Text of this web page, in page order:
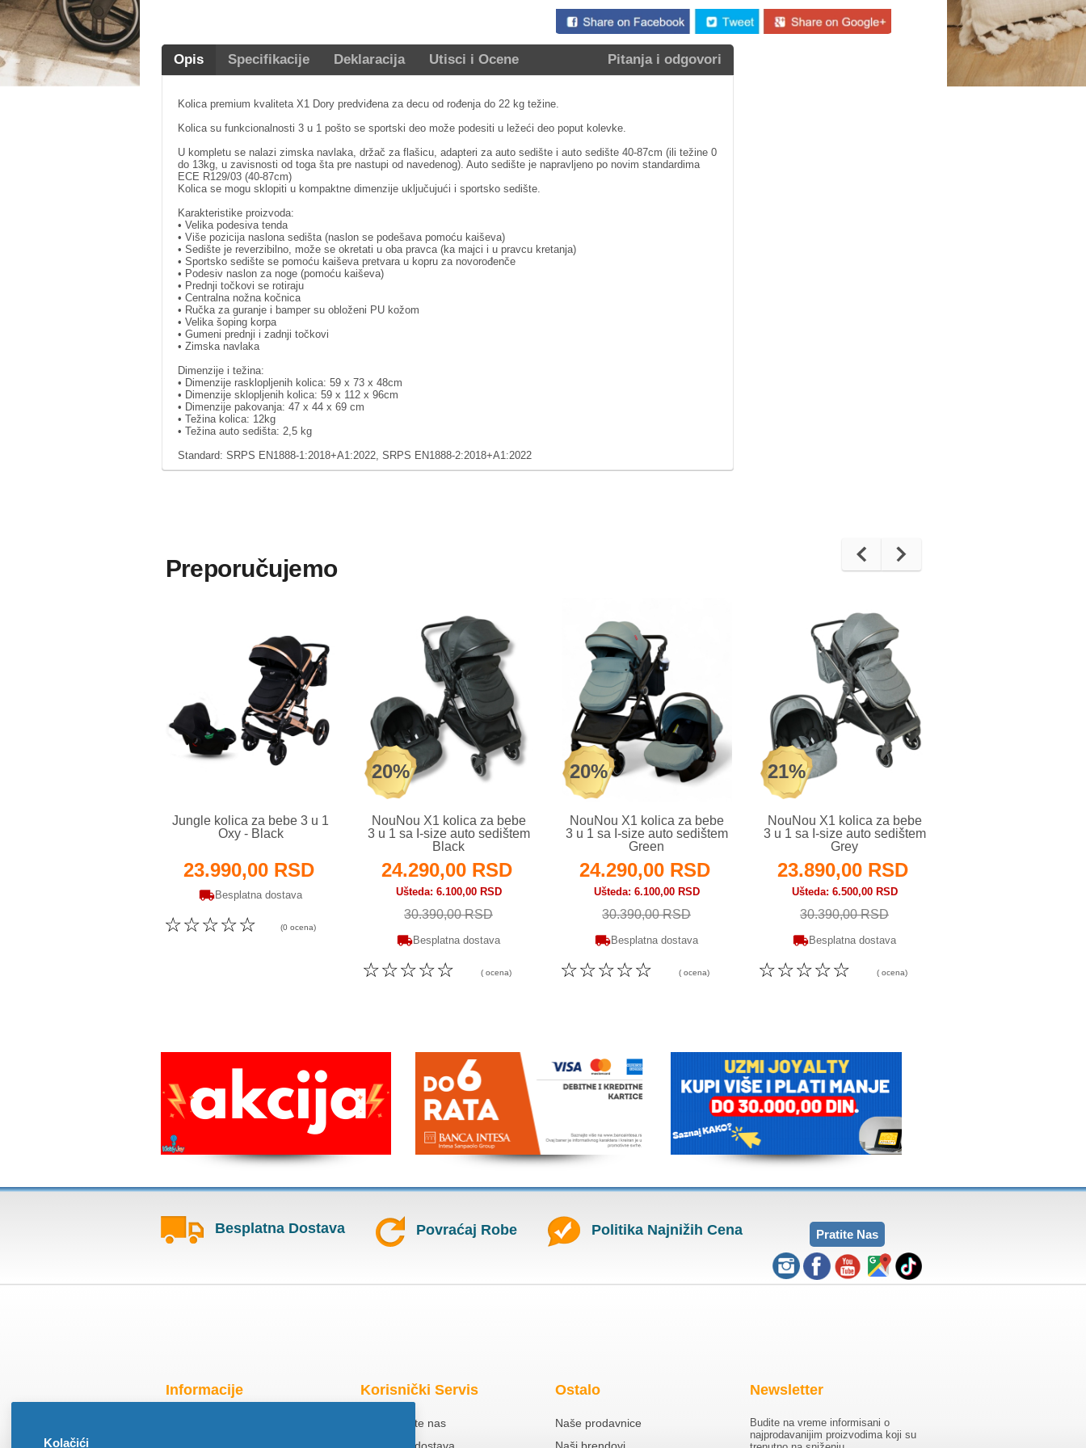
Opis Specifikacije Deklaracija Utisci i Ocene Pitanja i odgovori
Kolica premium kvaliteta X1 Dory predviđena za decu od rođenja do 22 kg težine.
Kolica su funkcionalnosti 3 u 1 pošto se sportski deo može podesiti u ležeći deo poput kolevke.
U kompletu se nalazi zimska navlaka, držač za flašicu, adapteri za auto sedište i auto sedište 40-87cm (ili težine 0
do 13kg, u zavisnosti od toga šta pre nastupi od navedenog). Auto sedište je napravljeno po novim standardima
ECE R129/03 (40-87cm)
Kolica se mogu sklopiti u kompaktne dimenzije uključujući i sportsko sedište.
Karakteristike proizvoda:
• Velika podesiva tenda
• Više pozicija naslona sedišta (naslon se podešava pomoću kaiševa)
• Sedište je reverzibilno, može se okretati u oba pravca (ka majci i u pravcu kretanja)
• Sportsko sedište se pomoću kaiševa pretvara u kopru za novorođenče
• Podesiv naslon za noge (pomoću kaiševa)
• Prednji točkovi se rotiraju
• Centralna nožna kočnica
• Ručka za guranje i bamper su obloženi PU kožom
• Velika šoping korpa
• Gumeni prednji i zadnji točkovi
• Zimska navlaka
Dimenzije i težina:
• Dimenzije rasklopljenih kolica: 59 x 73 x 48cm
• Dimenzije sklopljenih kolica: 59 x 112 x 96cm
• Dimenzije pakovanja: 47 x 44 x 69 cm
• Težina kolica: 12kg
• Težina auto sedišta: 2,5 kg
Standard: SRPS EN1888-1:2018+A1:2022, SRPS EN1888-2:2018+A1:2022
Preporučujemo
Jungle kolica za bebe 3 u 1
Oxy - Black
23.990,00 RSD
Besplatna dostava
☆
☆
☆
☆
☆ (0 ocena)
20%
NouNou X1 kolica za bebe
3 u 1 sa I-size auto sedištem
Black
24.290,00 RSD
Ušteda 6.100,00 RSD
30.390,00 RSD
Besplatna dostava
☆
☆
☆
☆
☆ ( ocena)
20%
NouNou X1 kolica za bebe
3 u 1 sa I-size auto sedištem
Green
24.290,00 RSD
Ušteda 6.100,00 RSD
30.390,00 RSD
Besplatna dostava
☆
☆
☆
☆
☆ ( ocena)
21%
NouNou X1 kolica za bebe
3 u 1 sa I-size auto sedištem
Grey
23.890,00 RSD
Ušteda 6.500,00 RSD
30.390,00 RSD
Besplatna dostava
☆
☆
☆
☆
☆ ( ocena)
Besplatna Dostava Povraćaj Robe Politika Najnižih Cena Pratite Nas
Informacije Korisnički Servis
Kontaktirajte nas
Ostalo
Naše prodavnice
Newsletter
Budite na vreme informisani o
najprodavanijim proizvodima koji su
Kolačići